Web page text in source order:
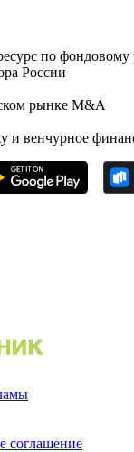
по фондовому
России
рынке M&A